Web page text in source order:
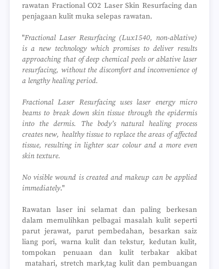
rawatan Fractional CO2 Laser Skin Resurfacing dan
penjagaan kulit muka selepas rawatan.
"Fractional Laser Resurfacing (Lux1540, non-ablative)
is a new technology which promises to deliver results
approaching that of deep chemical peels or ablative laser
resurfacing, without the discomfort and inconvenience of
a lengthy healing period.
Fractional Laser Resurfacing uses laser energy micro
beams to break down skin tissue through the epidermis
into the dermis. The body’s natural healing process
creates new, healthy tissue to replace the areas of affected
tissue, resulting in lighter scar colour and a more even
skin texture.
No visible wound is created and makeup can be applied
immediately."
Rawatan laser ini selamat dan paling berkesan
dalam memulihkan pelbagai masalah kulit seperti
parut jerawat, parut pembedahan, besarkan saiz
liang pori, warna kulit dan tekstur, kedutan kulit,
tompokan penuaan dan kulit terbakar akibat
matahari, stretch mark,tag kulit dan pembuangan